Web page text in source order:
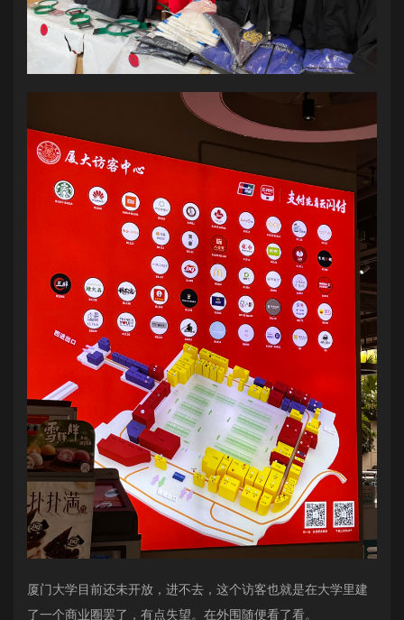
厦门大学目前还未开放，进不去，这个访客也就是在大学里建
了一个商业圈罢了，有点失望。在外围随便看了看。